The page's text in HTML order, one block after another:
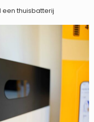
een thuisbatterij